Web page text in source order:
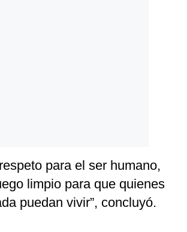
para el ser humano,
limpio para que quienes
puedan vivir”, concluyó.